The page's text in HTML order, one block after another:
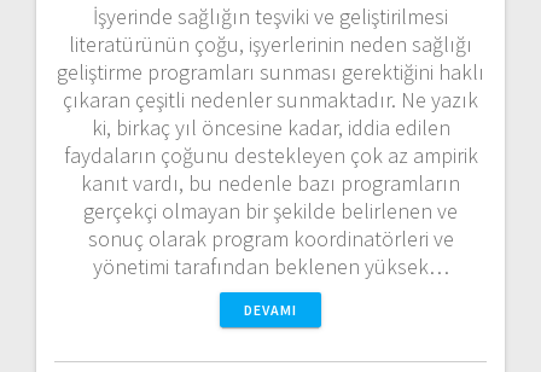
İşyerinde sağlığın teşviki ve geliştirilmesi
literatürünün çoğu, işyerlerinin neden sağlığı
geliştirme programları sunması gerektiğini haklı
çıkaran çeşitli nedenler sunmaktadır. Ne yazık
ki, birkaç yıl öncesine kadar, iddia edilen
faydaların çoğunu destekleyen çok az ampirik
kanıt vardı, bu nedenle bazı programların
gerçekçi olmayan bir şekilde belirlenen ve
sonuç olarak program koordinatörleri ve
yönetimi tarafından beklenen yüksek…
DEVAMI